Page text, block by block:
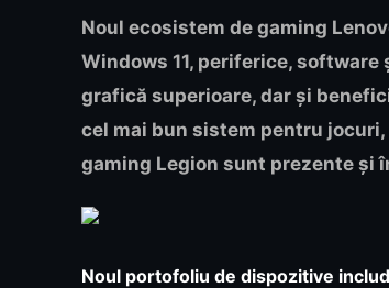
Noul ecosistem de gaming
Windows 11, periferice,
grafică superioare, dar și
cel mai bun sistem pentru
gaming Legion sunt prezente și
Noul portofoliu de dispozitive